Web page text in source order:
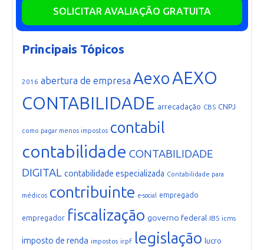
SOLICITAR AVALIAÇÃO GRATUITA
Principais Tópicos
2016 abertura de empresa AexoAEXO
CONTABILIDADE arrecadação CBS CNPJ
como pagar menos impostos contabil
contabilidade CONTABILIDADE
DIGITAL contabilidade especializada Contabilidade para
médicos contribuinte e-social empregado
empregador fiscalização governo federal IBS icms
imposto de renda impostos irpf legislação lucro